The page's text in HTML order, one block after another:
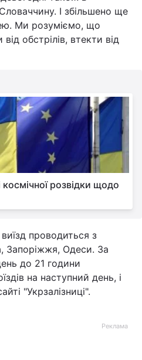
І збільшено ще
Ми розуміємо, що
обстрілів, втекти від
космічної розвідки щодо
проводиться з
Запоріжжя, Одеси. За
до 21 години
на наступний день, і
"Укрзалізниці".
Реклама